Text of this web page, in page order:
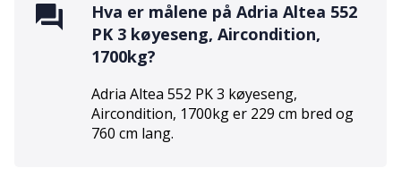
Hva er målene på Adria Altea 552
PK 3 køyeseng, Aircondition,
1700kg?
Adria Altea 552 PK 3 køyeseng,
Aircondition, 1700kger 229 cm bred og
760 cm lang.